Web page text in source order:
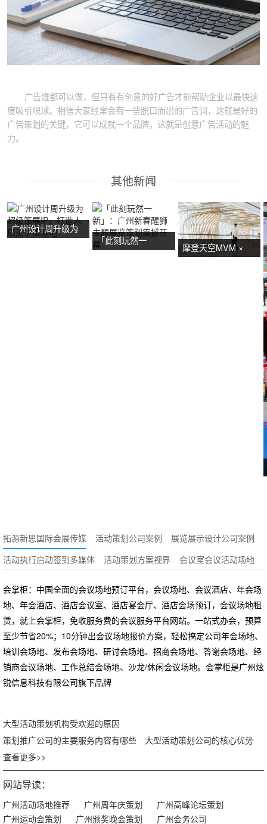
广告谁都可以做，但只有有创意的好广告才能帮助企业以最快速
度吸引眼球。相信大家经常会有一些脱口而出的广告词，这就是好的
广告策划的关键，它可以成就一个品牌，这就是创意广告活动的魅
力。
其他新闻
广州设计周升级为
「此刻玩然一
摩登天空MVM ×
拓源新思国际会展传媒 活动策划公司案例
展览展示设计公司案例
活动执行启动签到多媒体
活动策划方案视界 会议室会议活动场地
会掌柜：中国全面的会议场地预订平台，会议场地、会议酒店、年会场
地、年会酒店、酒店会议室、酒店宴会厅、酒店会场预订，会议场地租
赁，就上会掌柜，免收服务费的会议服务平台网站。一站式办会，预算
至少节省20%；10分钟出会议场地报价方案，轻松搞定公司年会场地、
培训会场地、发布会场地、研讨会场地、招商会场地、答谢会场地、经
销商会议场地、工作总结会场地、沙龙/休闲会议场地。会掌柜是广州炫
锐信息科技有限公司旗下品牌
大型活动策划机构受欢迎的原因
策划推广公司的主要服务内容有哪些
大型活动策划公司的核心优势
查看更多>>
网站导读：
广州活动场地推荐 广州周年庆策划
广州高峰论坛策划
广州运动会策划
广州颁奖晚会策划 广州会务公司